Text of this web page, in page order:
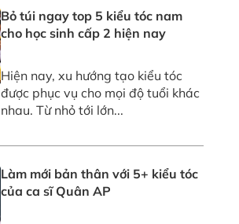
Bỏ túi ngay top 5 kiểu tóc nam
cho học sinh cấp 2 hiện nay
Hiện nay, xu hướng tạo kiểu tóc
được phục vụ cho mọi độ tuổi khác
nhau. Từ nhỏ tới lớn...
Làm mới bản thân với 5+ kiểu tóc
của ca sĩ Quân AP